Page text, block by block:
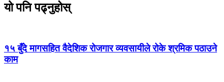
यो पनि पढ्नुहोस्
१५ बुँदे मागसहित वैदेशिक रोजगार व्यवसायीले रोके श्रमिक पठाउने
काम